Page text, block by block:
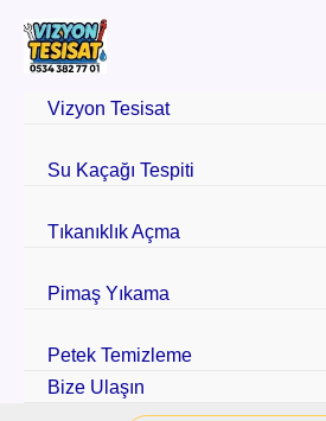
Vizyon Tesisat
Su Kaçağı Tespiti
Tıkanıklık Açma
Pimaş Yıkama
Petek Temizleme
Bize Ulaşın